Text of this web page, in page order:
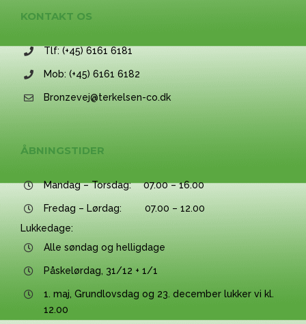
KONTAKT OS
Tlf: (+45) 6161 6181
Mob: (+45) 6161 6182
Bronzevej@terkelsen-co.dk
ÅBNINGSTIDER
Mandag – Torsdag: 07.00 – 16.00
Fredag – Lørdag: 07.00 – 12.00
Lukkedage:
Alle søndag og helligdage
Påskelørdag, 31/12 + 1/1
1. maj, Grundlovsdag og 23. december lukker vi kl.
12.00